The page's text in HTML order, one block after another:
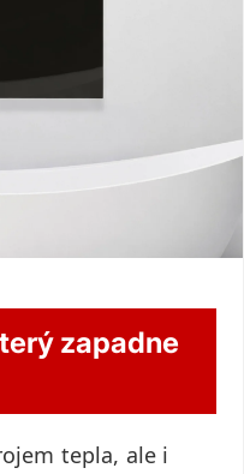
zapadne
tepla, ale i